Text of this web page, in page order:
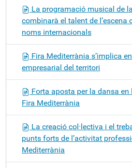
La programació musical de
combinarà el talent de
noms internacionals
Fira Mediterrània s’implica
empresarial del territori
Forta aposta per la dansa
Fira Mediterrània
La creació col·lectiva i el
punts forts de l’activitat
Mediterrània